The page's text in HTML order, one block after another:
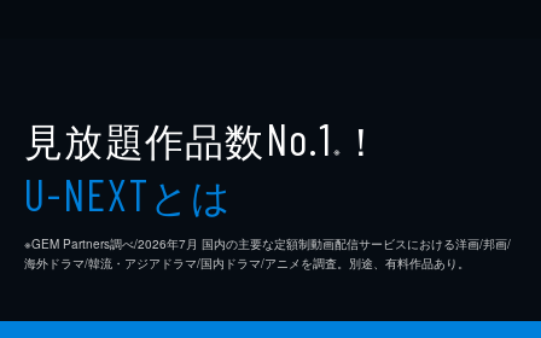
見放題作品数No.1 ※ ！
U-NEXTとは
※GEM Partners調べ/2026年7⽉ 国内の主要な定額制動画配信サービスにおける洋画/邦画/
海外ドラマ/韓流・アジアドラマ/国内ドラマ/アニメを調査。別途、有料作品あり。